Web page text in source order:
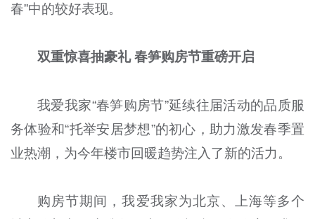
春”中的较好表现。
双重惊喜抽豪礼春笋购房节重磅开启
我爱我家“春笋购房节”延续往届活动的品质服
务体验和“托举安居梦想”的初心，助力激发春季置
业热潮，为今年楼市回暖趋势注入了新的活力。
购房节期间，我爱我家为北京、上海等多个